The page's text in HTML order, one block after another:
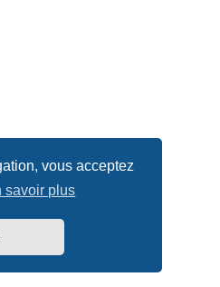
vous acceptez
savoir plus